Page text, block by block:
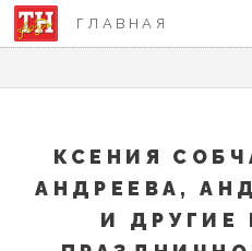
ГЛАВНАЯ
КСЕНИЯ
АНДРЕЕВА,
И ДРУГИЕ